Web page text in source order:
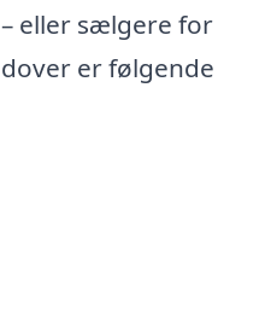
eller sælgere for
er følgende